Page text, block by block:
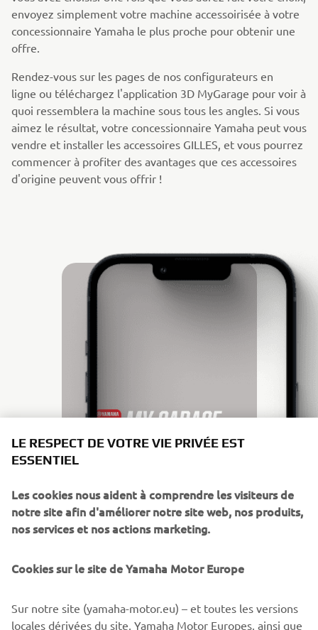
envoyez simplement votre machine accessoirisée à votre
concessionnaire Yamaha le plus proche pour obtenir une
offre.
Rendez-vous sur les pages de nos configurateurs en
ligne ou téléchargez l'application 3D MyGarage pour voir à
quoi ressemblera la machine sous tous les angles. Si vous
aimez le résultat, votre concessionnaire Yamaha peut vous
vendre et installer les accessoires GILLES, et vous pourrez
commencer à profiter des avantages que ces accessoires
d'origine peuvent vous offrir !
PERSONNALISEZ VOTRE YAMAHA EN 3D
MYGARAGE APP
pouvez créer la Yamaha de vos rêves, la sauvegarder dans
votre garage virtuel et la montrer à vos amis. L'application
d'origine, y compris les produits GILLES, pour pousser la
LE RESPECT DE VOTRE VIE PRIVÉE EST
ESSENTIEL
Les cookies nous aident à comprendre les visiteurs de
notre site afin d'améliorer notre site web, nos produits,
nos services et nos actions marketing.
Cookies sur le site de Yamaha Motor Europe
Sur notre site (yamaha-motor.eu) – et toutes les versions
locales dérivées du site, Yamaha Motor Europes, ainsi que